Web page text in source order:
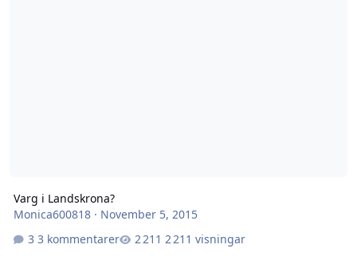
Varg i Landskrona?
Monica600818· November 5, 2015
3 kommentarer
2 211 visningar